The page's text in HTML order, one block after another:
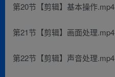
第20节【剪辑】基本操作.mp4
第21节【剪辑】画面处理.mp4
第22节【剪辑】声音处理.mp4